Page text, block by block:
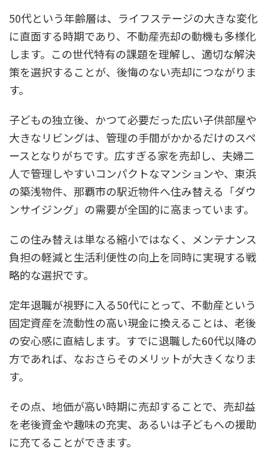
50代という年齢層は、ライフステージの大きな変化
に直面する時期であり、不動産売却の動機も多様化
します。この世代特有の課題を理解し、適切な解決
策を選択することが、後悔のない売却につながりま
す。
子どもの独立後、かつて必要だった広い子供部屋や
大きなリビングは、管理の手間がかかるだけのスペ
ースとなりがちです。広すぎる家を売却し、夫婦二
人で管理しやすいコンパクトなマンションや、東浜
の築浅物件、那覇市の駅近物件へ住み替える「ダウ
ンサイジング」の需要が全国的に高まっています。
この住み替えは単なる縮小ではなく、メンテナンス
負担の軽減と生活利便性の向上を同時に実現する戦
略的な選択です。
定年退職が視野に入る50代にとって、不動産という
固定資産を流動性の高い現金に換えることは、老後
の安心感に直結します。すでに退職した60代以降の
方であれば、なおさらそのメリットが大きくなりま
す。
その点、地価が高い時期に売却することで、売却益
を老後資金や趣味の充実、あるいは子どもへの援助
に充てることができます。